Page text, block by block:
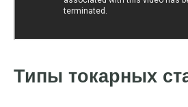
Типы токарных